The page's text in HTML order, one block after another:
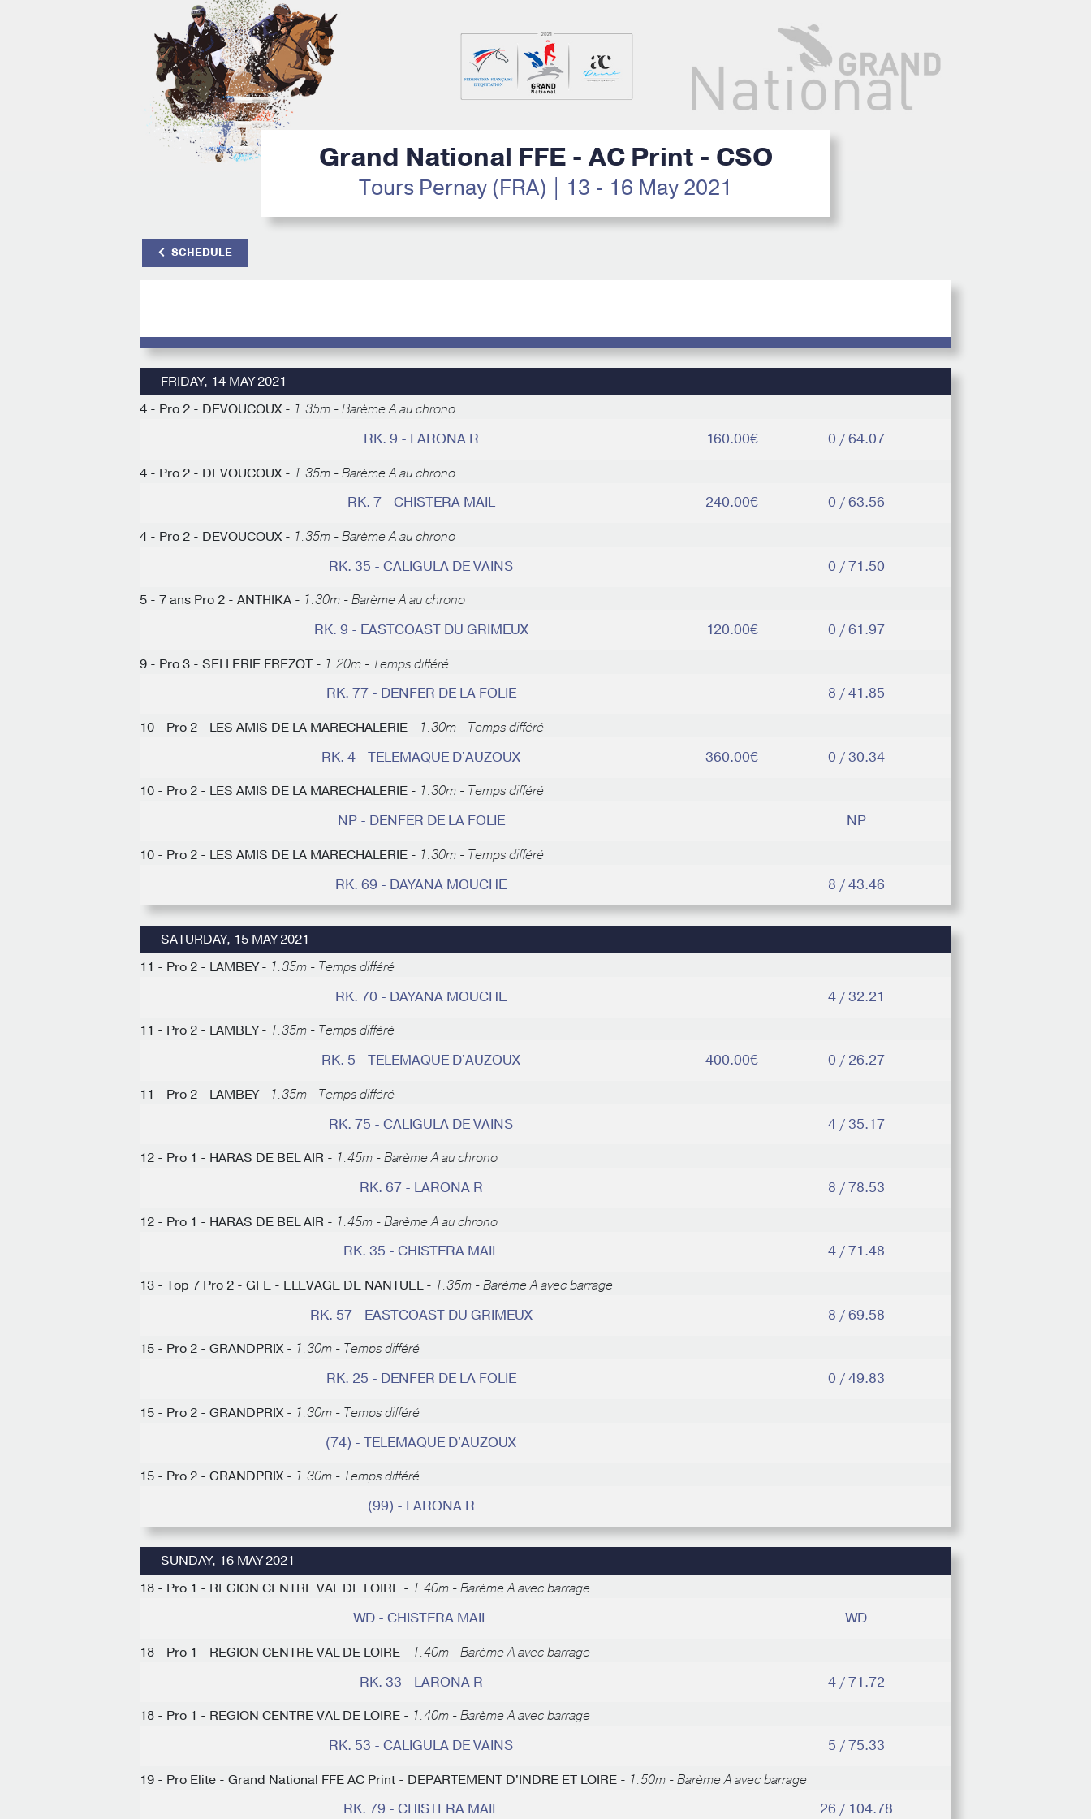
Grand National FFE - AC Print - CSO
Tours Pernay (FRA) | 13 - 16 May 2021
SCHEDULE
FRIDAY, 14 MAY 2021
4 - Pro 2 - DEVOUCOUX - 1.35m - Barème A au chrono
RK. 9 - LARONA R 160.00€ 0 / 64.07
4 - Pro 2 - DEVOUCOUX - 1.35m - Barème A au chrono
RK. 7 - CHISTERA MAIL 240.00€ 0 / 63.56
4 - Pro 2 - DEVOUCOUX - 1.35m - Barème A au chrono
RK. 35 - CALIGULA DE VAINS 0 / 71.50
5 - 7 ans Pro 2 - ANTHIKA - 1.30m - Barème A au chrono
RK. 9 - EASTCOAST DU GRIMEUX 120.00€ 0 / 61.97
9 - Pro 3 - SELLERIE FREZOT - 1.20m - Temps différé
RK. 77 - DENFER DE LA FOLIE 8 / 41.85
10 - Pro 2 - LES AMIS DE LA MARECHALERIE - 1.30m - Temps différé
RK. 4 - TELEMAQUE D'AUZOUX 360.00€ 0 / 30.34
10 - Pro 2 - LES AMIS DE LA MARECHALERIE - 1.30m - Temps différé
NP - DENFER DE LA FOLIE NP
10 - Pro 2 - LES AMIS DE LA MARECHALERIE - 1.30m - Temps différé
RK. 69 - DAYANA MOUCHE 8 / 43.46
SATURDAY, 15 MAY 2021
11 - Pro 2 - LAMBEY - 1.35m - Temps différé
RK. 70 - DAYANA MOUCHE 4 / 32.21
11 - Pro 2 - LAMBEY - 1.35m - Temps différé
RK. 5 - TELEMAQUE D'AUZOUX 400.00€ 0 / 26.27
11 - Pro 2 - LAMBEY - 1.35m - Temps différé
RK. 75 - CALIGULA DE VAINS 4 / 35.17
12 - Pro 1 - HARAS DE BEL AIR - 1.45m - Barème A au chrono
RK. 67 - LARONA R 8 / 78.53
12 - Pro 1 - HARAS DE BEL AIR - 1.45m - Barème A au chrono
RK. 35 - CHISTERA MAIL 4 / 71.48
13 - Top 7 Pro 2 - GFE - ELEVAGE DE NANTUEL - 1.35m - Barème A avec barrage
RK. 57 - EASTCOAST DU GRIMEUX 8 / 69.58
15 - Pro 2 - GRANDPRIX - 1.30m - Temps différé
RK. 25 - DENFER DE LA FOLIE 0 / 49.83
15 - Pro 2 - GRANDPRIX - 1.30m - Temps différé
(74) - TELEMAQUE D'AUZOUX
15 - Pro 2 - GRANDPRIX - 1.30m - Temps différé
(99) - LARONA R
SUNDAY, 16 MAY 2021
18 - Pro 1 - REGION CENTRE VAL DE LOIRE - 1.40m - Barème A avec barrage
WD - CHISTERA MAIL WD
18 - Pro 1 - REGION CENTRE VAL DE LOIRE - 1.40m - Barème A avec barrage
RK. 33 - LARONA R 4 / 71.72
18 - Pro 1 - REGION CENTRE VAL DE LOIRE - 1.40m - Barème A avec barrage
RK. 53 - CALIGULA DE VAINS 5 / 75.33
19 - Pro Elite - Grand National FFE AC Print - DEPARTEMENT D'INDRE ET LOIRE - 1.50m - Barème A avec barrage
RK. 79 - CHISTERA MAIL 26 / 104.78